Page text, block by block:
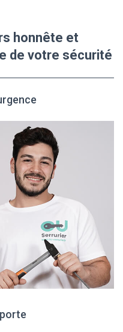
honnête et
de votre sécurité